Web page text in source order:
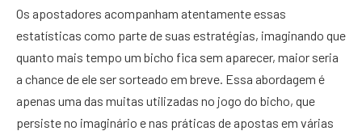
Os apostadores acompanham atentamente essas
estatísticas como parte de suas estratégias, imaginando que
quanto mais tempo um bicho fica sem aparecer, maior seria
a chance de ele ser sorteado em breve. Essa abordagem é
apenas uma das muitas utilizadas no jogo do bicho, que
persiste no imaginário e nas práticas de apostas em várias